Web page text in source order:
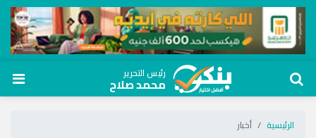
رئيس التحرير
محمد صلاح
الرئيسية أخبار